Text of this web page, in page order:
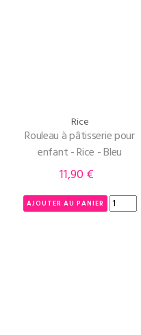
Rice
Rouleau à pâtisserie pour
enfant - Rice - Bleu
Prix
11,90 €
AJOUTER AU PANIER